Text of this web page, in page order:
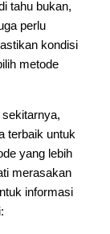
tahu bukan,
perlu
kondisi
metode
terbaik untuk
yang lebih
merasakan
informasi